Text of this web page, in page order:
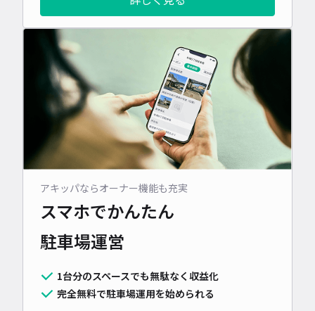
アキッパならオーナー機能も充実
スマホでかんたん
駐車場運営
1台分のスペースでも無駄なく収益化
完全無料で駐車場運用を始められる